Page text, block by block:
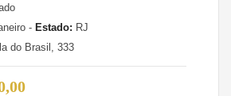
- Estado: RJ
do Brasil, 333